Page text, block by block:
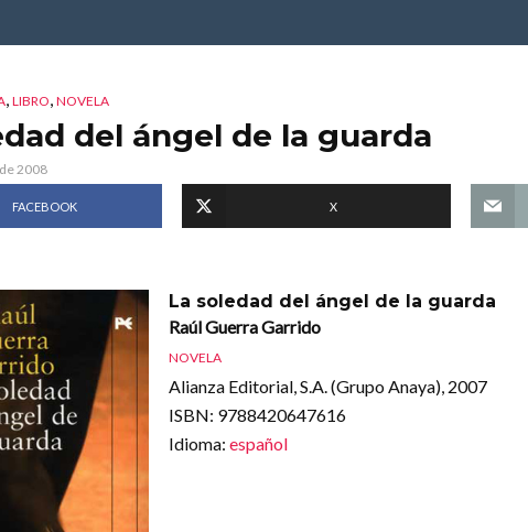
, LIBRO, NOVELA
del ángel de la guarda
2008
FACEBOOK X
La soledad del ángel de la guarda
Raúl Guerra Garrido
NOVELA
Alianza Editorial, S.A. (Grupo Anaya), 2007
ISBN: 9788420647616
Idioma: español